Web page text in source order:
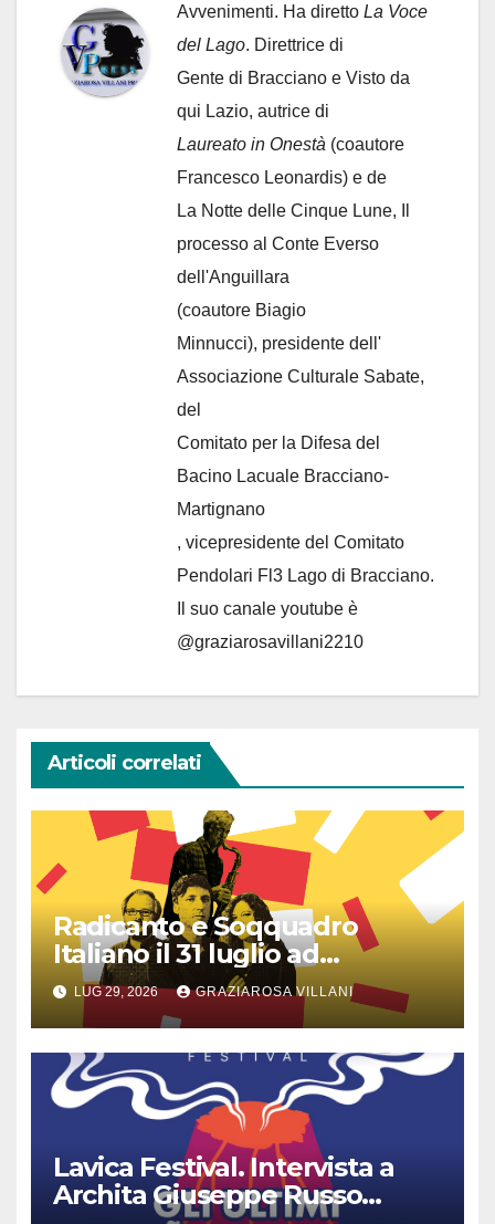
Avvenimenti. Ha diretto La Voce
del Lago. Direttrice di
Gente di Bracciano e Visto da
qui Lazio, autrice di
Laureato in Onestà (coautore
Francesco Leonardis) e de
La Notte delle Cinque Lune, Il
processo al Conte Everso
dell'Anguillara
(coautore Biagio
Minnucci), presidente dell'
Associazione Culturale Sabate,
del
Comitato per la Difesa del
Bacino Lacuale Bracciano-
Martignano
, vicepresidente del Comitato
Pendolari Fl3 Lago di Bracciano.
Il suo canale youtube è
@graziarosavillani2210
Articoli correlati
Radicanto e Soqquadro
Italiano il 31 luglio ad
Anguillara
LUG 29, 2026 GRAZIAROSA VILLANI
Lavica Festival. Intervista a
Archita Giuseppe Russo